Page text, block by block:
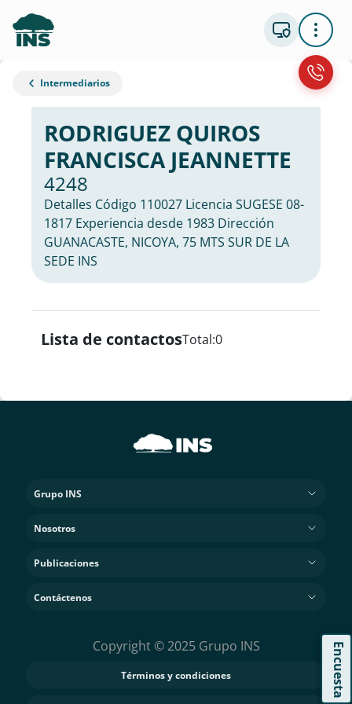
Intermediarios
Encuesta
RODRIGUEZ QUIROS
FRANCISCA JEANNETTE
4248
Detalles Código 110027 Licencia SUGESE 08-
1817 Experiencia desde 1983 Dirección
GUANACASTE, NICOYA, 75 MTS SUR DE LA
SEDE INS
Lista de contactosTotal:0
Grupo INS
Nosotros
Publicaciones
Contáctenos
Copyright © 2025 Grupo INS
Términos y condiciones